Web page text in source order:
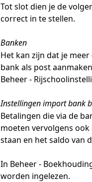
Tot slot dien je de
correct in te stellen.
Banken
Het kan zijn dat je
bank als post
Beheer -
Instellingen import bank
Betalingen die via de
moeten vervolgens
staan en het saldo van
In Beheer -
worden ingelezen.